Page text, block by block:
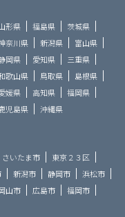
形県 福島県
茨城県
奈川県 新潟県
富山県
岡県 愛知県
三重県
歌山県 鳥取県
島根県
媛県 高知県
福岡県
児島県 沖縄県
さいたま市
東京２３区
新潟市 静岡市
浜松市
山市 広島市
福岡市